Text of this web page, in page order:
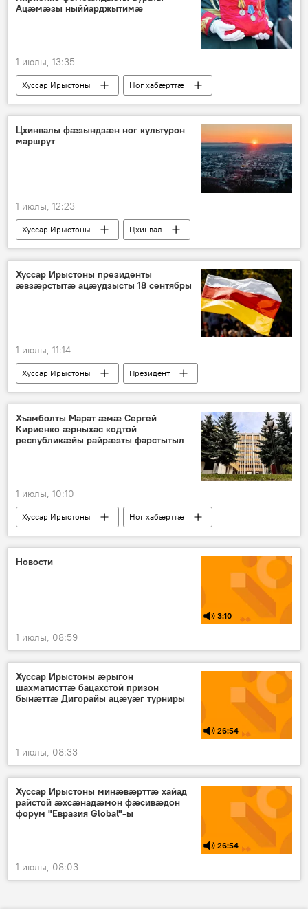
Ацæмæзы ныййарджытимæ
1 июлы, 13:35
Хуссар Ирыстоны
Ног хабӕрттӕ
Ӕхсӕнад
Цхинвалы фӕзындзӕн ног культурон
маршрут
1 июлы, 12:23
Хуссар Ирыстоны
Цхинвал
Культурӕ
Ног хабӕрттӕ
Хуссар Ирыстоны президенты
ӕвзӕрстытӕ ацӕудзысты 18 сентябры
1 июлы, 11:14
Хуссар Ирыстоны
Президент
Парламент
Ног хабӕрттӕ
Хъамболты Марат ӕмӕ Сергей
Кириенко ӕрныхас кодтой
республикӕйы райрӕзты фарстытыл
1 июлы, 10:10
Хуссар Ирыстоны
Ног хабӕрттӕ
Уӕрӕсейы
Новости
3:10
1 июлы, 08:59
Хуссар Ирыстоны ӕрыгон
шахматисттӕ бацахстой призон
бынӕттӕ Дигорайы ацӕуӕг турниры
26:54
1 июлы, 08:33
Хуссар Ирыстоны минæвæрттæ хайад
райстой æхсæнадæмон фæсивæдон
форум "Евразия Global"-ы
26:54
1 июлы, 08:03